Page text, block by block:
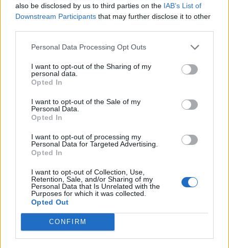
also be disclosed by us to third parties on the IAB’s List of
Downstream Participants that may further disclose it to other
Personal Data Processing Opt Outs
I want to opt-out of the Sharing of my
personal data.
Opted In
I want to opt-out of the Sale of my
Personal Data.
Opted In
I want to opt-out of processing my
Personal Data for Targeted Advertising.
Opted In
I want to opt-out of Collection, Use,
Retention, Sale, and/or Sharing of my
Personal Data that Is Unrelated with the
Purposes for which it was collected.
Opted Out
CONFIRM
ΑΠΟΘΗΚΕΥΣΗ
ΣΥΦΩΕΛ: Χάθηκαν 153,74 εκατ. ευρώ για τις
μπαταρίες – Μεγάλη απώλεια για τις μικρές
επιχειρήσεις
Κίνα: Ετήσια αύξηση 61% στην εγκατεστημένη